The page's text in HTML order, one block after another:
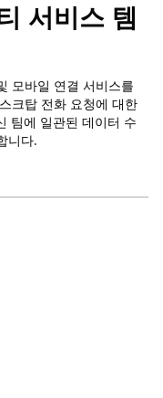
서비스 템
모바일 연결 서비스를
크탑 전화 요청에 대한
팀에 일관된 데이터 수
니다.
획 변경을 요청할 수 있
팅 액세스를 요청할 수